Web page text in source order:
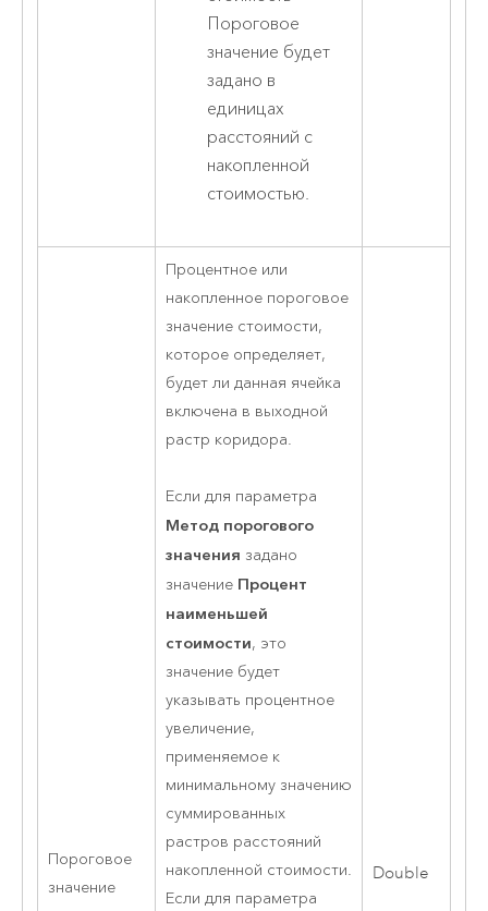
Пороговое
значение будет
задано в
единицах
расстояний с
накопленной
стоимостью.
Пороговое
значение
Процентное или
накопленное пороговое
значение стоимости,
которое определяет,
будет ли данная ячейка
включена в выходной
растр коридора.
Если для параметра
Метод порогового
значения задано
значение Процент
наименьшей
стоимости, это
значение будет
указывать процентное
увеличение,
применяемое к
минимальному значению
суммированных
растров расстояний
накопленной стоимости.
Если для параметра
Double